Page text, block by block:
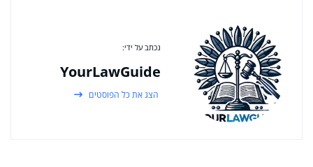
נכתב על ידי:
YourLawGuide
הצג את כל הפוסטים